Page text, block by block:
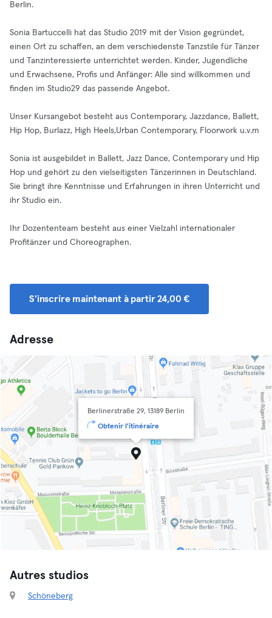
Berlin.
Sonia Bartuccelli hat das Studio 2019 mit der Vision gegründet,
einen Ort zu schaffen, an dem verschiedenste Tanzstile für Tänzer
und Tanzinteressierte unterrichtet werden. Kinder, Jugendliche
und Erwachsene, Profis und Anfänger: Alle sind willkommen und
finden im Studio29 das passende Angebot.
Unser Kursangebot besteht aus Contemporary, Jazzdance, Ballett,
Hip Hop, Burlazz, High Heels,Urban Contemporary, Floorwork u.v.m
Sonia ist ausgebildet in Ballett, Jazz Dance, Contemporary und Hip
Hop und gehört zu den vielseitigsten Tänzerinnen in Deutschland.
Sie bringt ihre Kenntnisse und Erfahrungen in ihren Unterricht und
ihr Studio ein.
Ihr Dozententeam besteht aus einer Vielzahl internationaler
Profitänzer und Choreographen.
S'inscrire maintenant à partir 24,00 €
Adresse
Berlinerstraße 29, 13189 Berlin
Obtenir l'itinéraire
Autres studios
Schöneberg